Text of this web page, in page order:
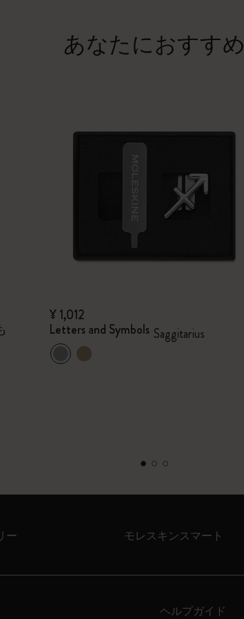
あなたにおすすめ
¥ 1,012
Letters and Symbols Saggitarius
ー モレスキンスマート
ヘルプガイド